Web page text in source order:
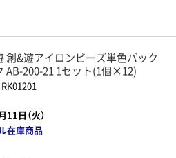
創&遊アイロンビーズ単色パック
AB-200-21 1セット(1個×12)
11日（火）
在庫商品